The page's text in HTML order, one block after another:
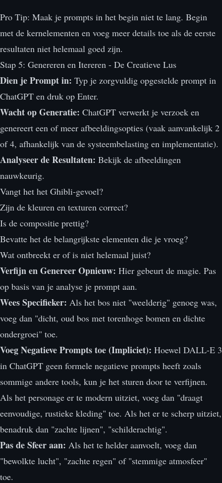
Pro Tip: Maak je prompts in het begin niet te lang. Begin
met de kernelementen en voeg meer details toe als de eerste
resultaten niet helemaal goed zijn.
Stap 5: Genereren en Itereren - De Creatieve Lus
Dien je Prompt in: Typ je zorgvuldig opgestelde prompt in
ChatGPT en druk op Enter.
Wacht op Generatie: ChatGPT verwerkt je verzoek en
genereert een of meer afbeeldingsopties (vaak aanvankelijk 2
of 4, afhankelijk van de systeembelasting en implementatie).
Analyseer de Resultaten: Bekijk de afbeeldingen
nauwkeurig.
Vangt het het Ghibli-gevoel?
Zijn de kleuren en texturen correct?
Is de compositie prettig?
Bevatte het de belangrijkste elementen die je vroeg?
Wat ontbreekt er of is niet helemaal juist?
Verfijn en Genereer Opnieuw: Hier gebeurt de magie. Pas
op basis van je analyse je prompt aan.
Wees Specifieker: Als het bos niet "weelderig" genoeg was,
voeg dan "dicht, oud bos met torenhoge bomen en dichte
ondergroei" toe.
Voeg Negatieve Prompts toe (Impliciet): Hoewel DALL-E 3
in ChatGPT geen formele negatieve prompts heeft zoals
sommige andere tools, kun je het sturen door te verfijnen.
Als het personage er te modern uitziet, voeg dan "draagt
eenvoudige, rustieke kleding" toe. Als het er te scherp uitziet,
benadruk dan "zachte lijnen", "schilderachtig".
Pas de Sfeer aan: Als het te helder aanvoelt, voeg dan
"bewolkte lucht", "zachte regen" of "stemmige atmosfeer"
toe.